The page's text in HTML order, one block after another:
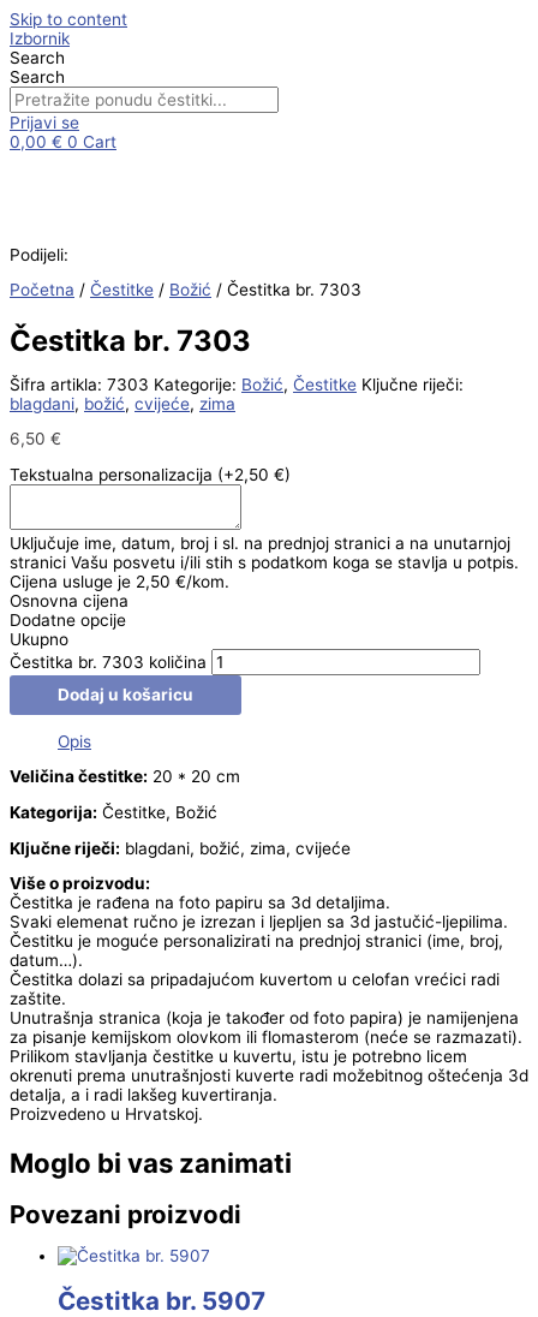
Skip to content
Izbornik
Search
Search
Prijavi se
0,00 € 0 Cart
Podijeli:
Početna / Čestitke / Božić / Čestitka br. 7303
Čestitka br. 7303
Šifra artikla: 7303 Kategorije: Božić, Čestitke Ključne riječi:
blagdani, božić, cvijeće, zima
6,50 €
Tekstualna personalizacija (+2,50 €)
Uključuje ime, datum, broj i sl. na prednjoj stranici a na unutarnjoj
stranici Vašu posvetu i/ili stih s podatkom koga se stavlja u potpis.
Cijena usluge je 2,50 €/kom.
Osnovna cijena
Dodatne opcije
Ukupno
Čestitka br. 7303 količina
Dodaj u košaricu
Opis
Veličina čestitke: 20 * 20 cm
Kategorija: Čestitke, Božić
Ključne riječi: blagdani, božić, zima, cvijeće
Više o proizvodu:
Čestitka je rađena na foto papiru sa 3d detaljima.
Svaki elemenat ručno je izrezan i ljepljen sa 3d jastučić-ljepilima.
Čestitku je moguće personalizirati na prednjoj stranici (ime, broj,
datum…).
Čestitka dolazi sa pripadajućom kuvertom u celofan vrećici radi
zaštite.
Unutrašnja stranica (koja je također od foto papira) je namijenjena
za pisanje kemijskom olovkom ili flomasterom (neće se razmazati).
Prilikom stavljanja čestitke u kuvertu, istu je potrebno licem
okrenuti prema unutrašnjosti kuverte radi možebitnog oštećenja 3d
detalja, a i radi lakšeg kuvertiranja.
Proizvedeno u Hrvatskoj.
Moglo bi vas zanimati
Povezani proizvodi
Čestitka br. 5907